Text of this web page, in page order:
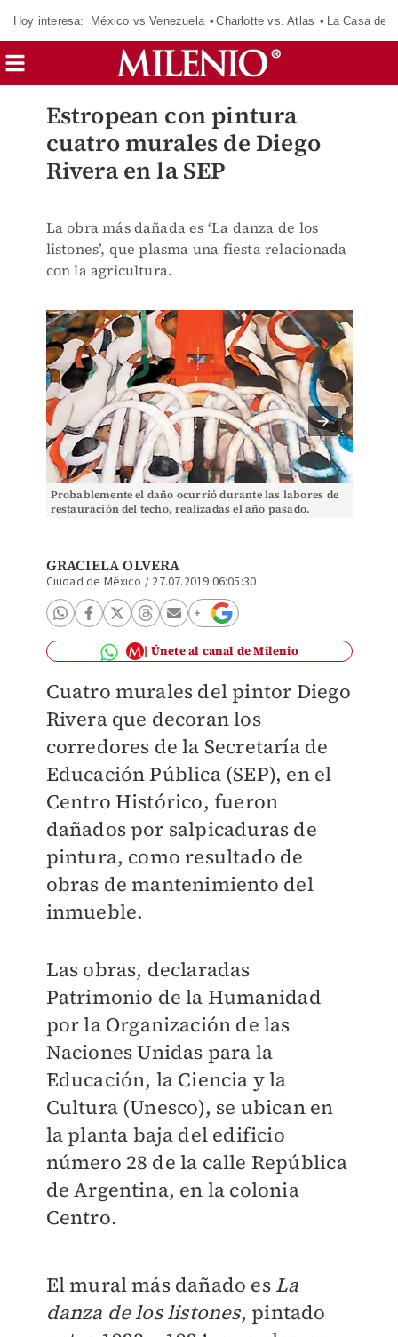
Hoy interesa: México vs Venezuela Charlotte vs. Atlas La Casa de
Estropean con pintura
cuatro murales de Diego
Rivera en la SEP
La obra más dañada es ‘La danza de los
listones’, que plasma una fiesta relacionada
con la agricultura.
Probablemente el daño ocurrió durante las labores de
restauración del techo, realizadas el año pasado.
GRACIELA OLVERA
Ciudad de México / 27.07.2019 06:05:30
Únete al canal de Milenio
Cuatro murales del pintor Diego
Rivera que decoran los
corredores de la Secretaría de
Educación Pública (SEP), en el
Centro Histórico, fueron
dañados por salpicaduras de
pintura, como resultado de
obras de mantenimiento del
inmueble.
Las obras, declaradas
Patrimonio de la Humanidad
por la Organización de las
Naciones Unidas para la
Educación, la Ciencia y la
Cultura (Unesco), se ubican en
la planta baja del edificio
número 28 de la calle República
de Argentina, en la colonia
Centro.
El mural más dañado es La
danza de los listones, pintado